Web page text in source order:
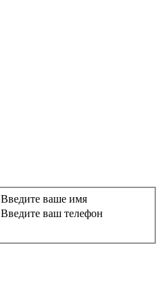
Введите ваше имя
Введите ваш телефон